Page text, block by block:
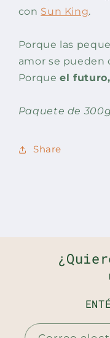
con Sun King.
Porque las
amor se pueden
Porqueel
Paquete de
Share